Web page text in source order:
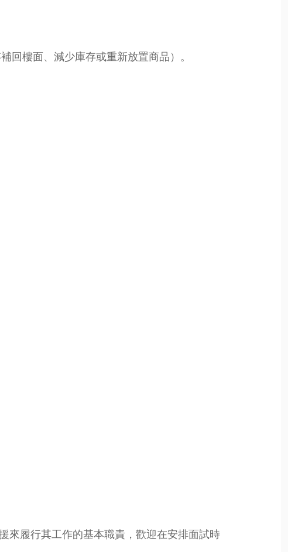
回樓面、減少庫存或重新放置商品）。
來履行其工作的基本職責，歡迎在安排面試時